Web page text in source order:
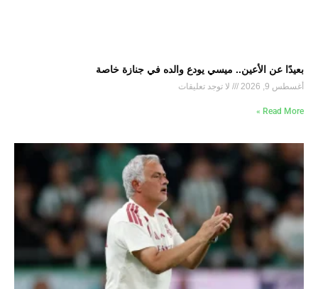
بعيدًا عن الأعين.. ميسي يودع والده في جنازة خاصة
أغسطس 9, 2026 لا توجد تعليقات
Read More »